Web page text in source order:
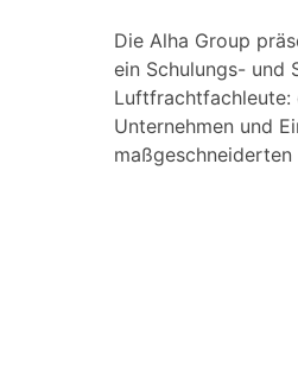
Die Alha Group
ein Schulungs- und
Luftfrachtfachleute:
Unternehmen und
maßgeschneiderten